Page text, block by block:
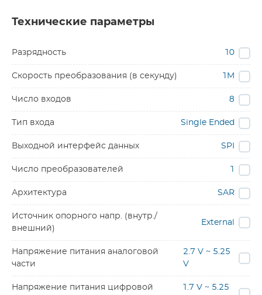
Технические параметры
Разрядность 10
Скорость преобразования (в секунду) 1M
Число входов 8
Тип входа Single Ended
Выходной интерфейс данных SPI
Число преобразователей
Архитектура SAR
Источник опорного напр. (внутр./
внешний)
External
Напряжение питания аналоговой
части
2.7 V ~ 5.25
V
Напряжение питания цифровой
1.7 V ~ 5.25